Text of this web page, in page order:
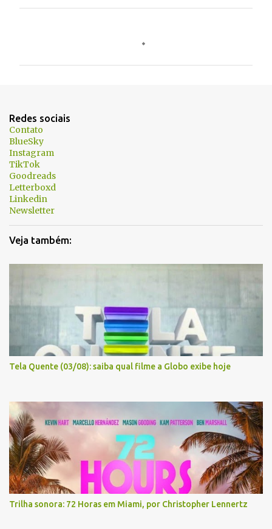
á
r
i
o
s
Redes sociais
Contato
BlueSky
Instagram
TikTok
Goodreads
Letterboxd
Linkedin
Newsletter
Veja também:
Tela Quente (03/08): saiba qual filme a Globo exibe hoje
Trilha sonora: 72 Horas em Miami, por Christopher Lennertz